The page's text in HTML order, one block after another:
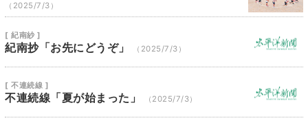
（2025/7/3）
[ 紀南紗 ]
紀南抄「お先にどうぞ」 （2025/7/3）
[ 不連続線 ]
不連続線「夏が始まった」 （2025/7/3）